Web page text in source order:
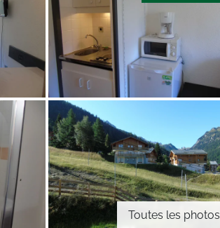
Toutes les photos